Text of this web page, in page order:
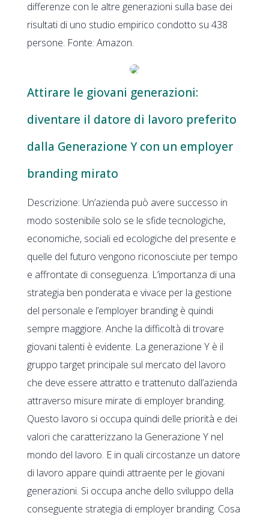
differenze con le altre generazioni sulla base dei
risultati di uno studio empirico condotto su 438
persone. Fonte: Amazon.
Attirare le giovani generazioni:
diventare il datore di lavoro preferito
dalla Generazione Y con un employer
branding mirato
Descrizione: Un’azienda può avere successo in
modo sostenibile solo se le sfide tecnologiche,
economiche, sociali ed ecologiche del presente e
quelle del futuro vengono riconosciute per tempo
e affrontate di conseguenza. L’importanza di una
strategia ben ponderata e vivace per la gestione
del personale e l’employer branding è quindi
sempre maggiore. Anche la difficoltà di trovare
giovani talenti è evidente. La generazione Y è il
gruppo target principale sul mercato del lavoro
che deve essere attratto e trattenuto dall’azienda
attraverso misure mirate di employer branding.
Questo lavoro si occupa quindi delle priorità e dei
valori che caratterizzano la Generazione Y nel
mondo del lavoro. E in quali circostanze un datore
di lavoro appare quindi attraente per le giovani
generazioni. Si occupa anche dello sviluppo della
conseguente strategia di employer branding. Cosa